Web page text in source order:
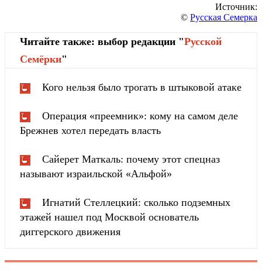
Источник:
© Русская Семерка
Читайте также: выбор редакции "Русской
Cемёрки"
Кого нельзя было трогать в штыковой атаке
Операция «преемник»: кому на самом деле
Брежнев хотел передать власть
Сайерет Маткаль: почему этот спецназ
называют израильской «Альфой»
Игнатий Стеллецкий: сколько подземных
этажей нашел под Москвой основатель
диггерского движения